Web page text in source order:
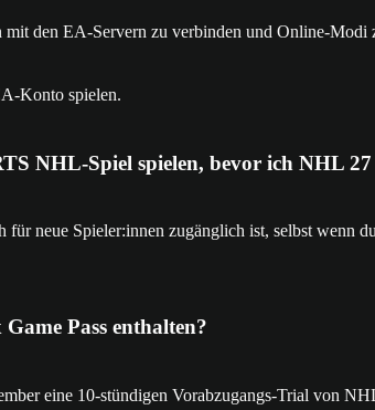
den EA-Servern zu verbinden und Online-Modi
Konto spielen.
NHL-Spiel spielen, bevor ich NHL 27
neue Spieler:innen zugänglich ist, selbst
Pass enthalten?
eine 10-stündigen Vorabzugangs-Trial von